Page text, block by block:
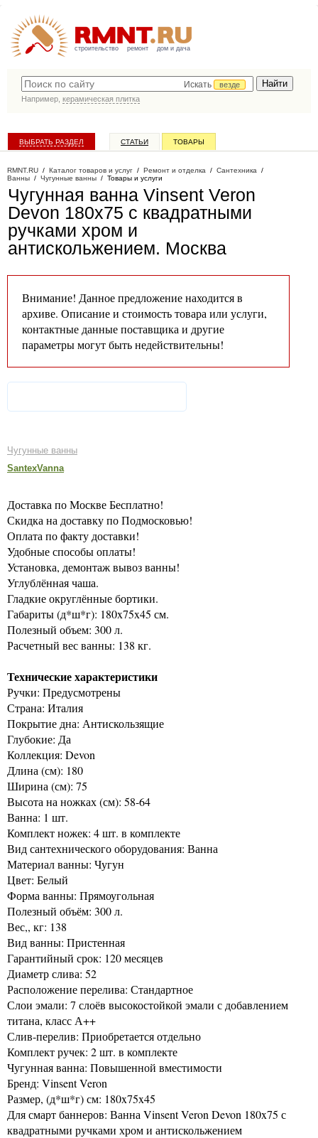
строительство ремонт дом и дача
Искать
везде
Например, керамическая плитка
ВЫБРАТЬ РАЗДЕЛ СТАТЬИ ТОВАРЫ
RMNT.RU / Каталог товаров и услуг / Ремонт и отделка / Сантехника /
Ванны / Чугунные ванны / Товары и услуги
Чугунная ванна Vinsent Veron
Devon 180x75 с квадратными
ручками хром и
антискольжением. Москва
Внимание! Данное предложение находится в
архиве. Описание и стоимость товара или услуги,
контактные данные поставщика и другие
параметры могут быть недействительны!
Чугунные ванны
SantexVanna
Доставка по Москве Бесплатно!
Скидка на доставку по Подмосковью!
Оплата по факту доставки!
Удобные способы оплаты!
Установка, демонтаж вывоз ванны!
Углублённая чаша.
Гладкие округлённые бортики.
Габариты (д*ш*г): 180x75x45 см.
Полезный объем: 300 л.
Расчетный вес ванны: 138 кг.
Технические характеристики
Ручки: Предусмотрены
Страна: Италия
Покрытие дна: Антискользящие
Глубокие: Да
Коллекция: Devon
Длина (см): 180
Ширина (см): 75
Высота на ножках (см): 58-64
Ванна: 1 шт.
Комплект ножек: 4 шт. в комплекте
Вид сантехнического оборудования: Ванна
Материал ванны: Чугун
Цвет: Белый
Форма ванны: Прямоугольная
Полезный объём: 300 л.
Вес,, кг: 138
Вид ванны: Пристенная
Гарантийный срок: 120 месяцев
Диаметр слива: 52
Расположение перелива: Стандартное
Слои эмали: 7 слоёв высокостойкой эмали с добавлением
титана, класс А++
Слив-перелив: Приобретается отдельно
Комплект ручек: 2 шт. в комплекте
Чугунная ванна: Повышенной вместимости
Бренд: Vinsent Veron
Размер, (д*ш*г) см: 180x75x45
Для смарт баннеров: Ванна Vinsent Veron Devon 180x75 с
квадратными ручками хром и антискольжением